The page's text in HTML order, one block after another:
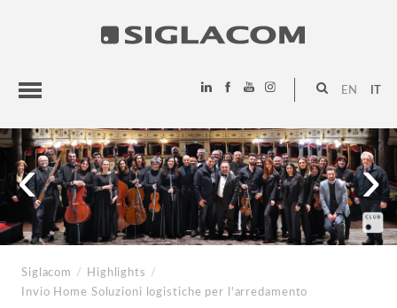
EN
HIGHLIGHTS
PROGETTI
SIGLACOM
‹ ›
Siglacom / Highlights
/
Invio Home Soluzioni logistiche per l'arredamento